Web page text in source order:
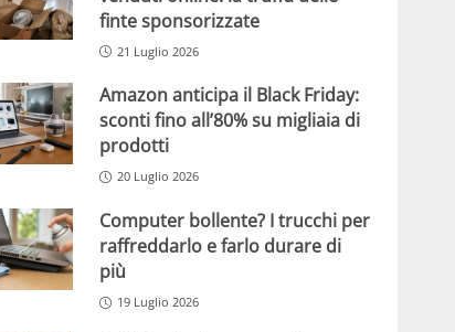
finte sponsorizzate
21 Luglio 2026
Amazon anticipa il Black Friday:
sconti fino all’80% su migliaia di
prodotti
20 Luglio 2026
Computer bollente? I trucchi per
raffreddarlo e farlo durare di
più
19 Luglio 2026